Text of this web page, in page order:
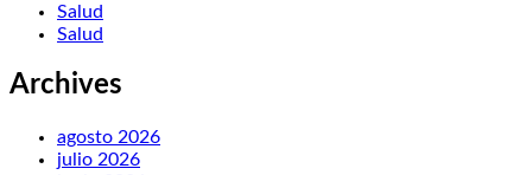
Salud
Salud
Archives
agosto 2026
julio 2026